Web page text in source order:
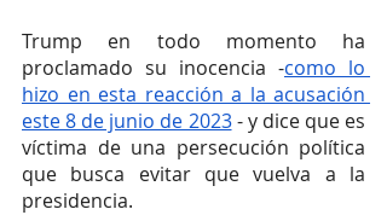
Trump en todo momento ha
proclamado su inocencia -como lo
hizo en esta reacción a la acusación
este 8 de junio de 2023 - y dice que es
víctima de una persecución política
que busca evitar que vuelva a la
presidencia.